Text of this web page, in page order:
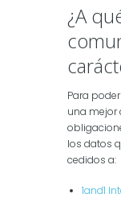
¿A
Para
una mejor
los datos
cedidos a:
1and1